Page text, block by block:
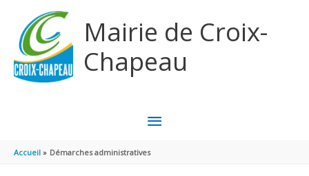
Mairie de Croix-
Chapeau
MENU
PRINCIPAL
Accueil Démarches administratives